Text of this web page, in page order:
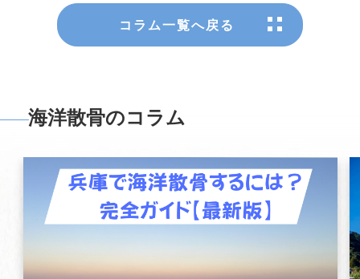
コラム一覧へ戻る
海洋散骨のコラム